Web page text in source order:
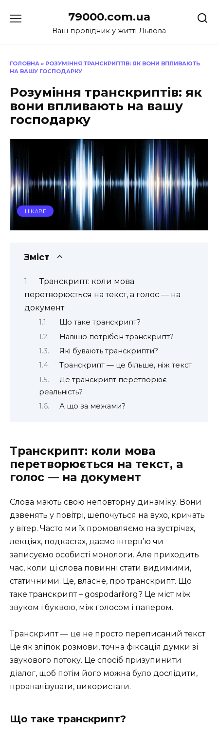
до
79000.com.ua
Ваш провідник у житті Львова
ГОЛОВНА » РОЗУМІННЯ ТРАНСКРИПТІВ: ЯК ВОНИ ВПЛИВАЮТЬ
НА ВАШУ ГОСПОДАРКУ
Розуміння транскриптів: як
вони впливають на вашу
господарку
ЦІКАВЕ
Зміст
Транскрипт: коли мова
перетворюється на текст, а голос — на
документ
Що таке транскрипт?
Навіщо потрібен транскрипт?
Які бувають транскрипти?
Транскрипт — це більше, ніж текст
Де транскрипт перетворює
реальність?
А що за межами?
Транскрипт: коли мова
перетворюється на текст, а
голос — на документ
Слова мають свою неповторну динаміку. Вони
дзвенять у повітрі, шепочуться на вухо, кричать
у вітер. Часто ми їх промовляємо на зустрічах,
лекціях, подкастах, даємо інтерв’ю чи
записуємо особисті монологи. Але приходить
час, коли ці слова повинні стати видимими,
статичними. Це, власне, про транскрипт. Що
таке транскрипт – gospodari!org? Це міст між
звуком і буквою, між голосом і папером.
Транскрипт — це не просто переписаний текст.
Це як зліпок розмови, точна фіксація думки зі
звукового потоку. Це спосіб призупинити
діалог, щоб потім його можна було дослідити,
проаналізувати, використати.
Що таке транскрипт?